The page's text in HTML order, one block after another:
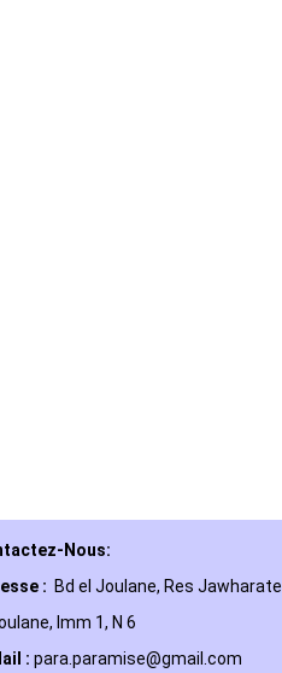
Nous:
: Bd el Joulane, Res Jawharate
Imm 1, N 6
: para.paramise@gmail.com